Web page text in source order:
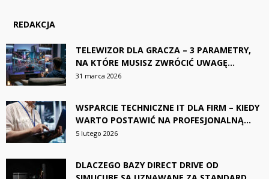
REDAKCJA
TELEWIZOR DLA GRACZA – 3 PARAMETRY,
NA KTÓRE MUSISZ ZWRÓCIĆ UWAGĘ...
31 marca 2026
WSPARCIE TECHNICZNE IT DLA FIRM – KIEDY
WARTO POSTAWIĆ NA PROFESJONALNĄ...
5 lutego 2026
DLACZEGO BAZY DIRECT DRIVE OD